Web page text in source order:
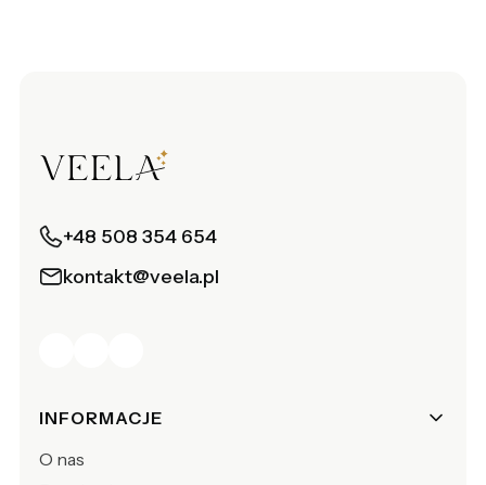
+48 508 354 654
kontakt@veela.pl
Linki w stopce
INFORMACJE
O nas